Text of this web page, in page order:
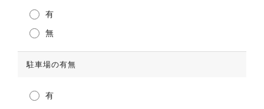
有
無
駐車場の有無
有